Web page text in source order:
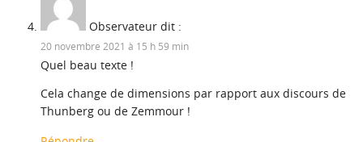
Observateur dit :
20 novembre 2021 à 15 h 59 min
Quel beau texte !
Cela change de dimensions par rapport aux discours de
Thunberg ou de Zemmour !